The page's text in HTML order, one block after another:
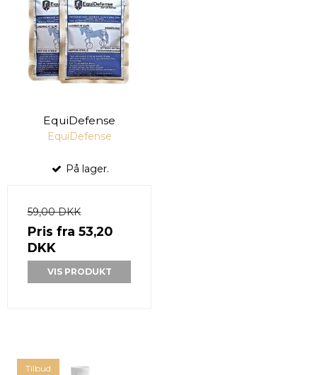
EquiDefense
EquiDefense
På lager.
59,00 DKK
Pris fra 53,20
DKK
VIS PRODUKT
Tilbud